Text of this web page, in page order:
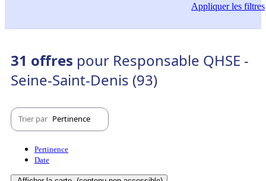
Appliquerles filtres
31 offres pour Responsable QHSE -
Seine-Saint-Denis (93)
Trier par Pertinence
Pertinence
Date